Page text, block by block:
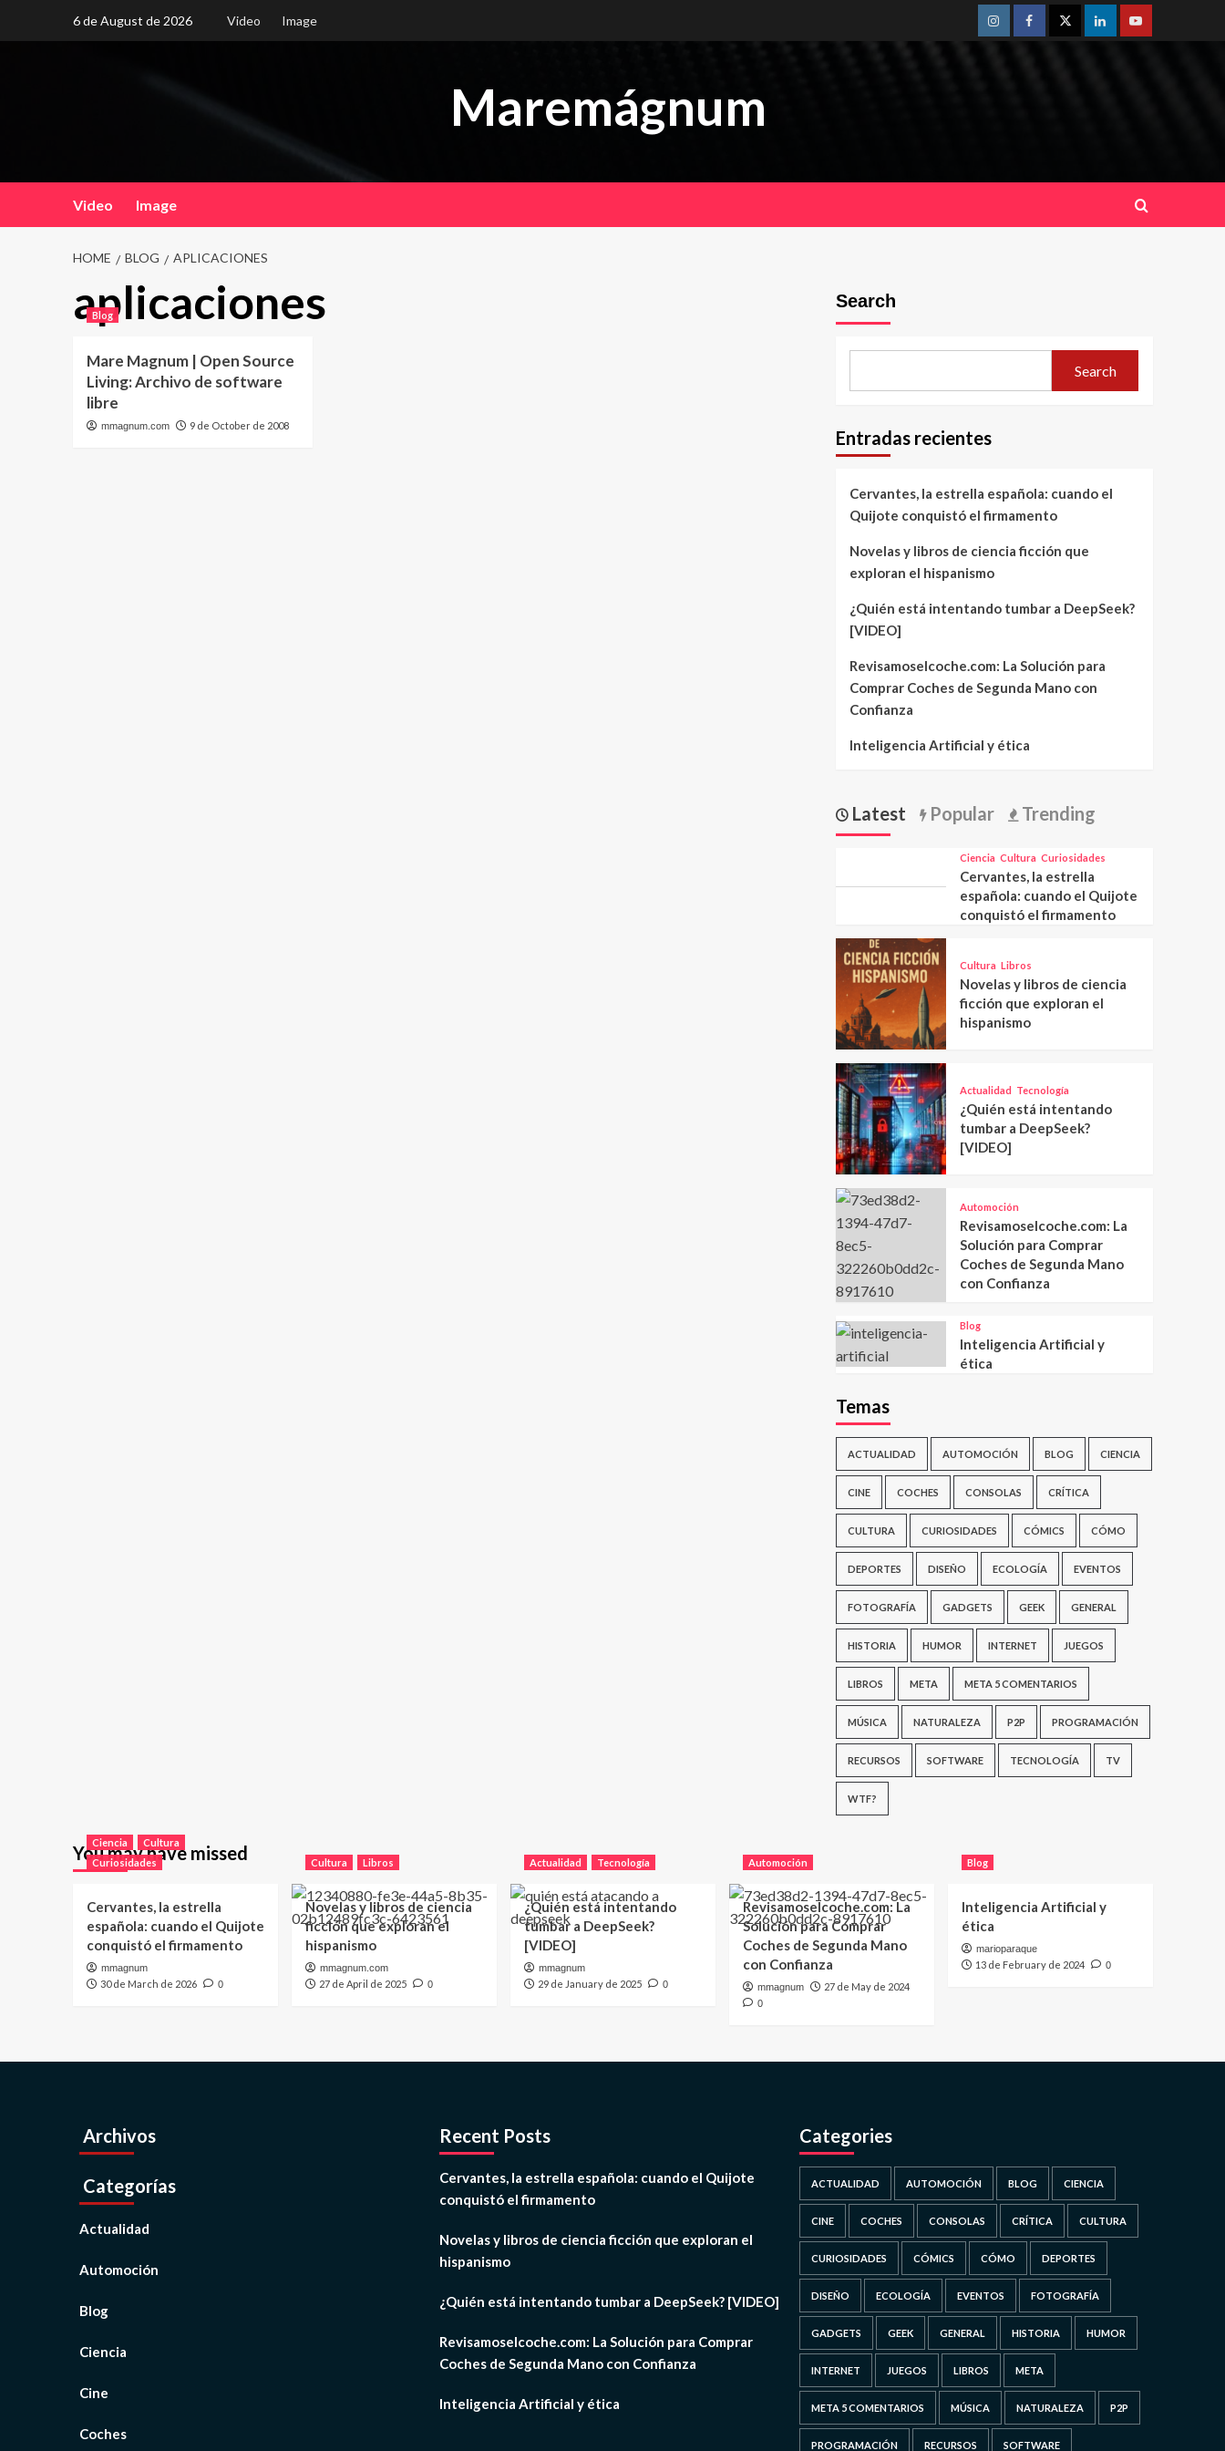
6 de August de 2026 Video Image
InstagramFacebookTwitterLinkedinYoutube
Maremágnum
Video Image
HOME BLOG APLICACIONES
aplicaciones
Blog
Mare Magnum | Open Source
Living: Archivo de software
libre
mmagnum.com 9 de October de 2008
Search
Search
Entradas recientes
Cervantes, la estrella española: cuando el
Quijote conquistó el firmamento
Novelas y libros de ciencia ficción que
exploran el hispanismo
¿Quién está intentando tumbar a DeepSeek?
[VIDEO]
Revisamoselcoche.com: La Solución para
Comprar Coches de Segunda Mano con
Confianza
Inteligencia Artificial y ética
Latest Popular Trending
Ciencia Cultura Curiosidades
Cervantes, la estrella
española: cuando el Quijote
conquistó el firmamento
Cultura Libros
Novelas y libros de ciencia
ficción que exploran el
hispanismo
Actualidad Tecnología
¿Quién está intentando
tumbar a DeepSeek?
[VIDEO]
Automoción
Revisamoselcoche.com: La
Solución para Comprar
Coches de Segunda Mano
con Confianza
Blog
Inteligencia Artificial y
ética
Temas
ACTUALIDAD AUTOMOCIÓN BLOG CIENCIA
CINE COCHES CONSOLAS CRÍTICA
CULTURA CURIOSIDADES CÓMICS CÓMO
DEPORTES DISEÑO ECOLOGÍA EVENTOS
FOTOGRAFÍA GADGETS GEEK GENERAL
HISTORIA HUMOR INTERNET JUEGOS
LIBROS META META 5 COMENTARIOS
MÚSICA NATURALEZA P2P PROGRAMACIÓN
RECURSOS SOFTWARE TECNOLOGÍA TV
WTF?
You may have missed
Ciencia
Cultura
Curiosidades
Cervantes, la estrella
española: cuando el Quijote
conquistó el firmamento
mmagnum
30 de March de 2026 0
Cultura Libros
Novelas y libros de ciencia
ficción que exploran el
hispanismo
mmagnum.com
27 de April de 2025 0
Actualidad Tecnología
¿Quién está intentando
tumbar a DeepSeek?
[VIDEO]
mmagnum
29 de January de 2025 0
Automoción
Revisamoselcoche.com: La
Solución para Comprar
Coches de Segunda Mano
con Confianza
mmagnum 27 de May de 2024
0
Blog
Inteligencia Artificial y
ética
marioparaque
13 de February de 2024 0
Archivos
Categorías
Actualidad
Automoción
Blog
Ciencia
Cine
Coches
Recent Posts
Cervantes, la estrella española: cuando el Quijote
conquistó el firmamento
Novelas y libros de ciencia ficción que exploran el
hispanismo
¿Quién está intentando tumbar a DeepSeek? [VIDEO]
Revisamoselcoche.com: La Solución para Comprar
Coches de Segunda Mano con Confianza
Inteligencia Artificial y ética
Categories
ACTUALIDAD AUTOMOCIÓN BLOG CIENCIA
CINE COCHES CONSOLAS CRÍTICA CULTURA
CURIOSIDADES CÓMICS CÓMO DEPORTES
DISEÑO ECOLOGÍA EVENTOS FOTOGRAFÍA
GADGETS GEEK GENERAL HISTORIA HUMOR
INTERNET JUEGOS LIBROS META
META 5 COMENTARIOS MÚSICA NATURALEZA P2P
PROGRAMACIÓN RECURSOS SOFTWARE